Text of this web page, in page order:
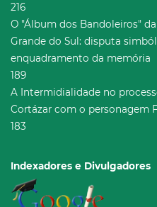
216
O "Álbum dos Bandoleiros"
Grande do Sul: disputa
enquadramento da memória
189
A Intermidialidade no
Cortázar com o personagem
183
Indexadores e Divulgadores